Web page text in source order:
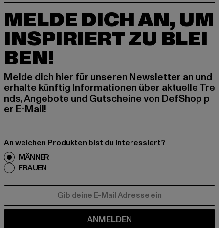
MELDE DICH AN, UM
INSPIRIERT ZU BLEI
BEN!
Melde dich hier für unseren Newsletter an und
erhalte künftig Informationen über aktuelle Tre
nds, Angebote und Gutscheine von DefShop p
er E-Mail!
An welchen Produkten bist du interessiert?
MÄNNER
FRAUEN
ANMELDEN